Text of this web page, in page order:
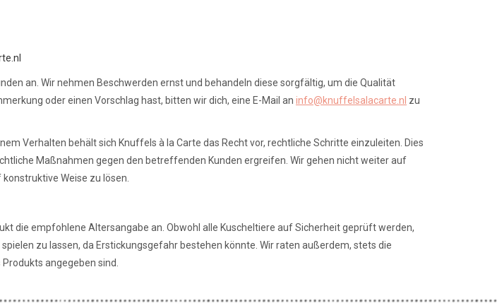
an. Wir nehmen Beschwerden ernst und behandeln diese sorgfältig, um die Qualität
oder einen Vorschlag hast, bitten wir dich, eine E-Mail an info@knuffelsalacarte.nl zu
Verhalten behält sich Knuffels à la Carte das Recht vor, rechtliche Schritte einzuleiten. Dies
Maßnahmen gegen den betreffenden Kunden ergreifen. Wir gehen nicht weiter auf
Weise zu lösen.
die empfohlene Altersangabe an. Obwohl alle Kuscheltiere auf Sicherheit geprüft werden,
zu lassen, da Erstickungsgefahr bestehen könnte. Wir raten außerdem, stets die
angegeben sind.